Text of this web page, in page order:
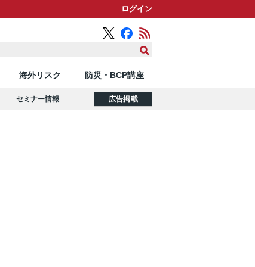
ログイン
海外リスク 防災・BCP講座
セミナー情報 広告掲載